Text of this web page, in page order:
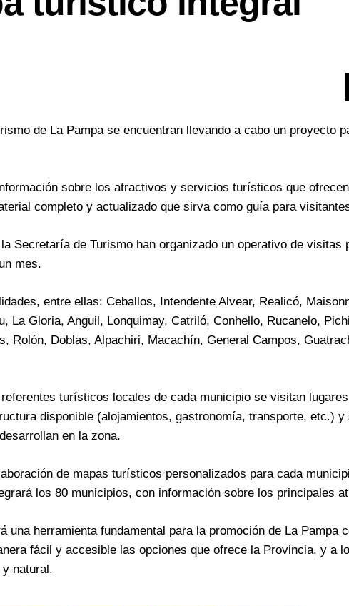
de La Pampa se encuentran llevando a cabo un proyecto
sobre los atractivos y servicios turísticos que
completo y actualizado que sirva como guía para
Secretaría de Turismo han organizado un operativo de visitas
mes.
entre ellas: Ceballos, Intendente Alvear, Realicó,
La Gloria, Anguil, Lonquimay, Catriló, Conhello, Rucanelo,
Rolón, Doblas, Alpachiri, Macachín, General Campos,
turísticos locales de cada municipio se visitan
disponible (alojamientos, gastronomía, transporte, etc.) y
en la zona.
de mapas turísticos personalizados para cada
los 80 municipios, con información sobre los principales
una herramienta fundamental para la promoción de La Pampa
fácil y accesible las opciones que ofrece la Provincia, y a
natural.